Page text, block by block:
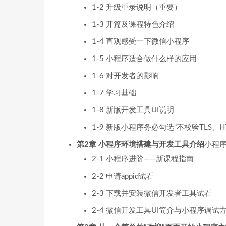
1-2 升级重录说明（重要）
1-3 开篇及课程特色介绍
1-4 直观感受一下微信小程序
1-5 小程序适合做什么样的应用
1-6 对开发者的影响
1-7 学习基础
1-8 新版开发工具UI说明
1-9 新版小程序务必勾选“不校验TLS、
第2章 小程序环境搭建与开发工具介绍小程
2-1 小程序进阶——新课程指南
2-2 申请appid试看
2-3 下载并安装微信开发者工具试看
2-4 微信开发工具UI简介与小程序调试